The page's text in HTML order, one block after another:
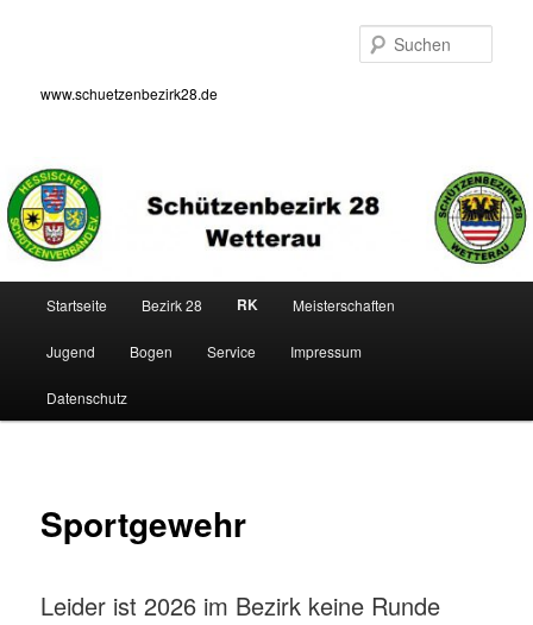
springenwww.schuetzenbezirk28.de
Startseite Bezirk 28 RK Meisterschaften
Jugend Bogen Service Impressum
Datenschutz
Sportgewehr
Leider ist 2026 im Bezirk keine Runde